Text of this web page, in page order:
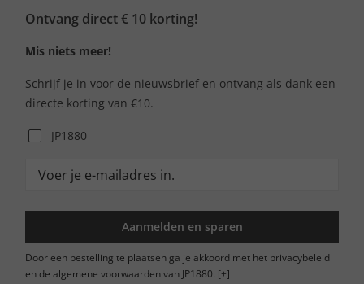
Ontvang direct € 10 korting!
Mis niets meer!
Schrijf je in voor de nieuwsbrief en ontvang als dank een
directe korting van €10.
JP1880
Aanmelden en sparen
Door een bestelling te plaatsen ga je akkoord met het privacybeleid
en de algemene voorwaarden van JP1880. [+]